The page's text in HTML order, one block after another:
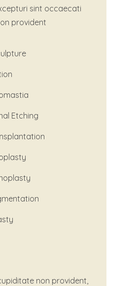
sint occaecati
provident
Etching
non provident,